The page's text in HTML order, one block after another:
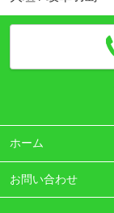
ホーム
お問い合わせ